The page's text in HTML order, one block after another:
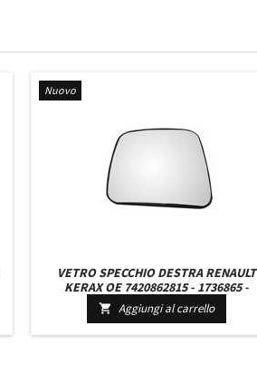
Nuovo
VETRO SPECCHIO DESTRA RENAULT
KERAX OE 7420862815 - 1736865 -
20862815 RISCALDATO
 Aggiungi al carrello